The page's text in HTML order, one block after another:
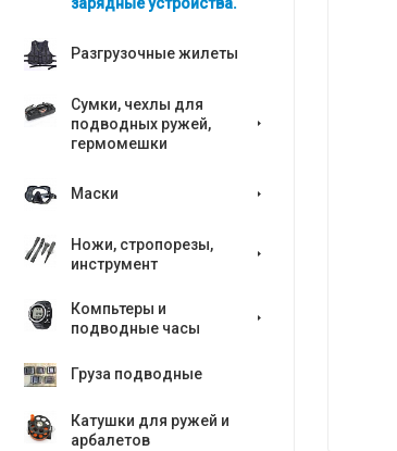
Разгрузочные жилеты
Сумки, чехлы для
подводных ружей,
гермомешки
Маски
Ножи, стропорезы,
инструмент
Компьтеры и
подводные часы
Груза подводные
Катушки для ружей и
арбалетов